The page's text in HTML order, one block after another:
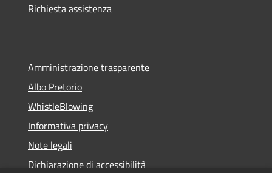
Richiesta assistenza
Amministrazione trasparente
Albo Pretorio
WhistleBlowing
Informativa privacy
Note legali
Dichiarazione di accessibilità